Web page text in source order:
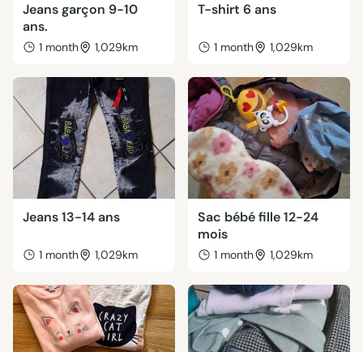
Jeans garçon 9-10
ans.
1 month 1,029km
T-shirt 6 ans
1 month 1,029km
Jeans 13-14 ans
1 month 1,029km
Sac bébé fille 12-24
mois
1 month 1,029km